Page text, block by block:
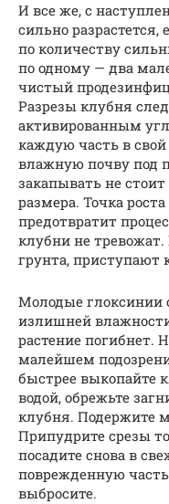
И все же, с
сильно
по количеству
по одному — два
чистый
Разрезы клубня
активированным
каждую часть в
влажную почву под
закапывать не
размера. Точка
предотвратит
клубни не
грунта, приступают
Молодые глоксинии
излишней
растение погибнет.
малейшем
быстрее выкопайте
водой, обрежьте
клубня. Подержите
Припудрите срезы
посадите снова в
поврежденную
выбросите.